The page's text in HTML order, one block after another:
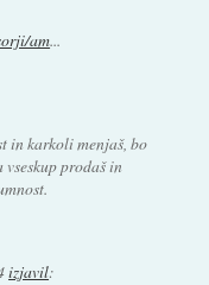
am...
in karkoli menjaš, bo
prodaš in
izjavil: